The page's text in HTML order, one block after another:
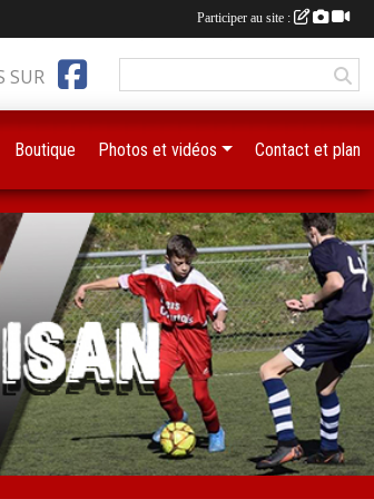
SUR
Boutique Photos et vidéos Contact et plan
Participer au site :